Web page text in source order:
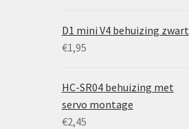
D1 mini V4 behuizing zwart
€1,95
HC-SR04 behuizing met
servo montage
€2,45